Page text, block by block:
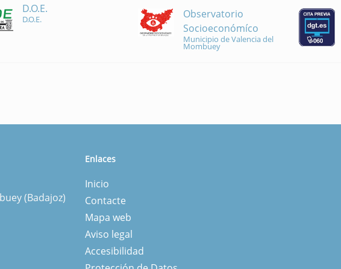
D.O.E.
D.O.E.
Observatorio
Socioeconómíco
Municipio de Valencia del
Mombuey
(Badajoz)
Enlaces
Inicio
Contacte
Mapa web
Aviso legal
Accesibilidad